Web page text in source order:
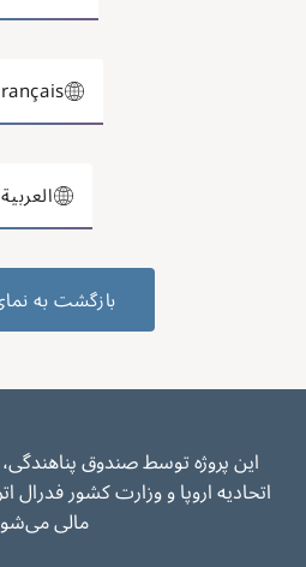
العربية
بازگشت به
اتحادیه اروپا و وزارت کشور
مالی